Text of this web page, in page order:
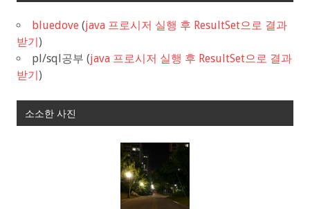
bluedove (java 프로시저 실행 후 ResultSet으로 결과
받기)
pl/sql공부 (java 프로시저 실행 후 ResultSet으로 결과
받기)
소소한 사진